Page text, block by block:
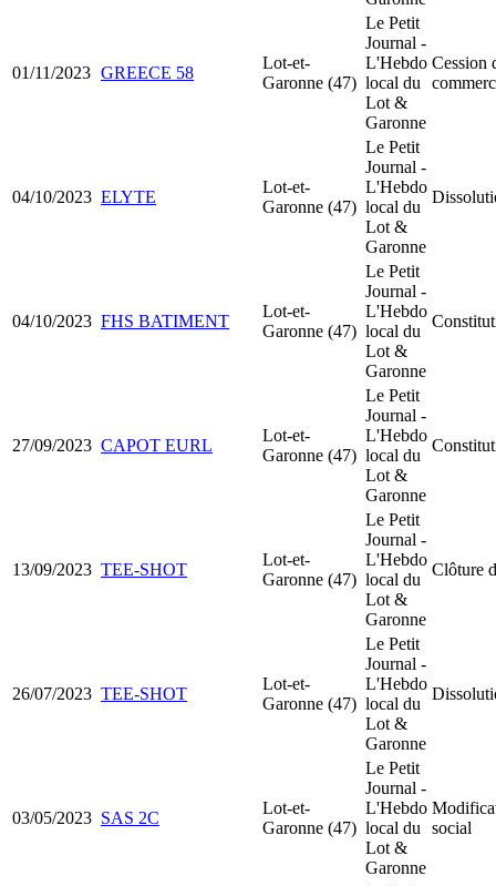
01/11/2023 GREECE 58
Lot-et-
Garonne (47)
Le Petit
Journal -
L'Hebdo
local du
Lot &
Garonne
Cession
04/10/2023 ELYTE
Lot-et-
Garonne (47)
Le Petit
Journal -
L'Hebdo
local du
Lot &
Garonne
04/10/2023 FHS BATIMENT
Lot-et-
Garonne (47)
Le Petit
Journal -
L'Hebdo
local du
Lot &
Garonne
27/09/2023 CAPOT EURL
Lot-et-
Garonne (47)
Le Petit
Journal -
L'Hebdo
local du
Lot &
Garonne
13/09/2023 TEE-SHOT
Lot-et-
Garonne (47)
Le Petit
Journal -
L'Hebdo
local du
Lot &
Garonne
Clôture
26/07/2023 TEE-SHOT
Lot-et-
Garonne (47)
Le Petit
Journal -
L'Hebdo
local du
Lot &
Garonne
03/05/2023 SAS 2C
Lot-et-
Garonne (47)
Le Petit
Journal -
L'Hebdo
local du
Lot &
Garonne
social